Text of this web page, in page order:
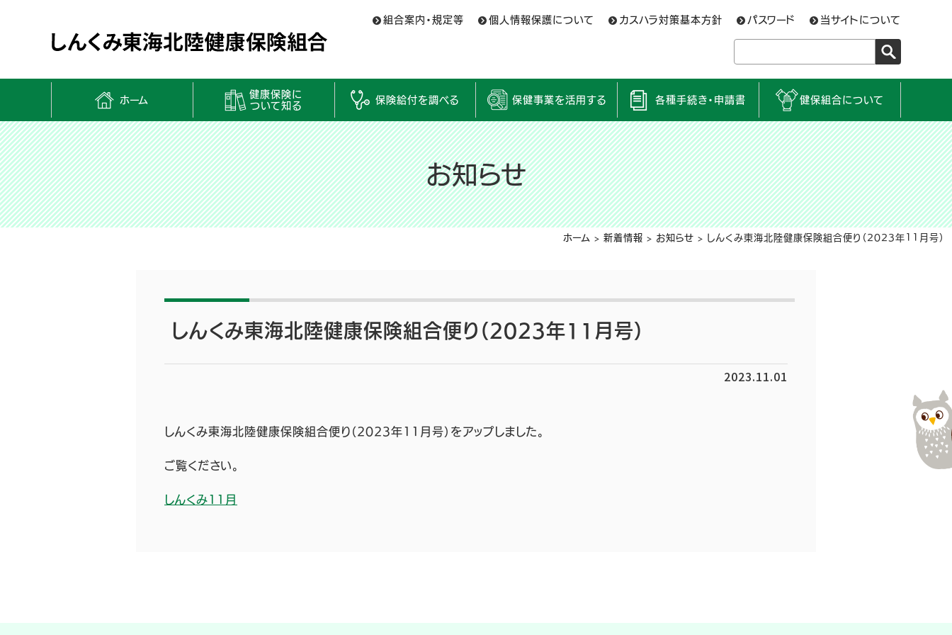
組合案内・規定等 個人情報保護について カスハラ対策基本方針 パスワード 当サイトについて
ホーム
健康保険に
ついて知る
保険給付を調べる 保健事業を活用する 各種手続き・申請書 健保組合について
ホーム > 新着情報 > お知らせ > しんくみ東海北陸健康保険組合便り（2023年11月号）
お知らせ
しんくみ東海北陸健康保険組合便り（2023年11月号）
2023.11.01
しんくみ東海北陸健康保険組合便り（2023年11月号）をアップしました。
ご覧ください。
しんくみ11月